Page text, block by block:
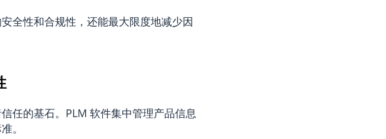
全性和合规性，还能最大限度地减少因
任的基石。PLM 软件集中管理产品信息
。